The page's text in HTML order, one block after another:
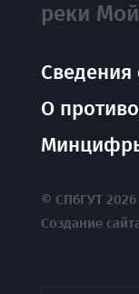
реки
Сведения
О
© СПбГУТ 2026
Создание